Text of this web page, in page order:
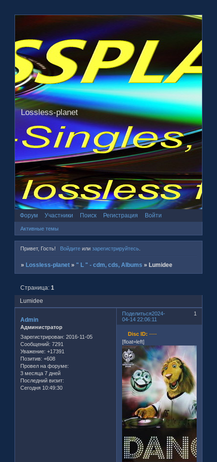
Lossless-planet
Форум Участники Поиск Регистрация Войти
Активные темы
Привет, Гость! Войдитеили зарегистрируйтесь.
» Lossless-planet » " L " - cdm, cds, Albums » Lumidee
Lumidee
Страница:1
Поделиться 1
2024-
04-14 22:06:11
Admin
Администратор
Зарегистрирован: 2016-11-05
Сообщений: 7291
Уважение: +17391
Позитив: +608
Провел на форуме:
3 месяца 7 дней
Последний визит:
Сегодня 10:49:30
Disc ID: ----
[float=left]